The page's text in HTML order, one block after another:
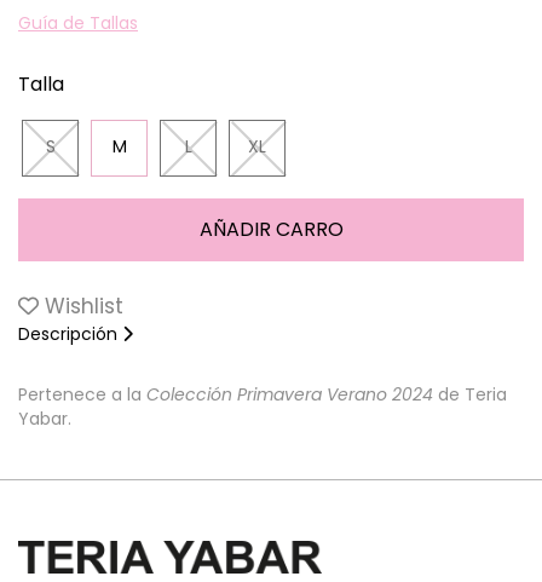
Guía de Tallas
Talla
S M L XL
Wishlist
Descripción
Pertenece a la Colección Primavera Verano 2024 de Teria
Yabar.